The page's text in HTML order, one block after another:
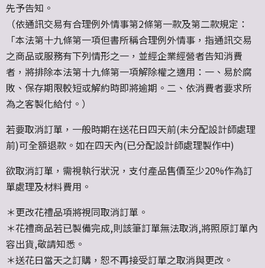
先予告知。
（依通訊交易有合理例外情事第2條第一款及第二款規定：
「本法第十九條第一項但書所稱合理例外情事，指通訊交易
之商品或服務有下列情形之一，並經企業經營者告知消費
者，將排除本法第十九條第一項解除權之適用：一、易於腐
敗、保存期限較短或解約時即將逾期。二、依消費者要求所
為之客製化給付。）
若要取消訂單，一般時期在送花日四天前(未分配設計師處理
前)可全額退款。如在四天內(已分配設計師處理製作中)
欲取消訂單，需視執行狀況，支付產品售價至少20%作為訂
單處理及材料費用。
＊更改花禮品項將視同取消訂單。
＊花禮商品若已製備完成,則該筆訂單無法取消,將照原訂單內
容出貨,敬請知悉。
＊送花日當天之訂購，恕不再接受訂單之取消與更改。